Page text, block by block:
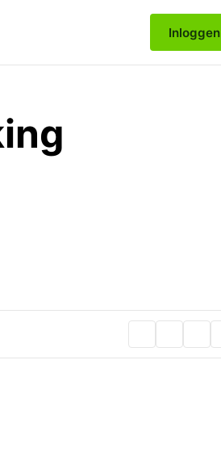
Inloggen